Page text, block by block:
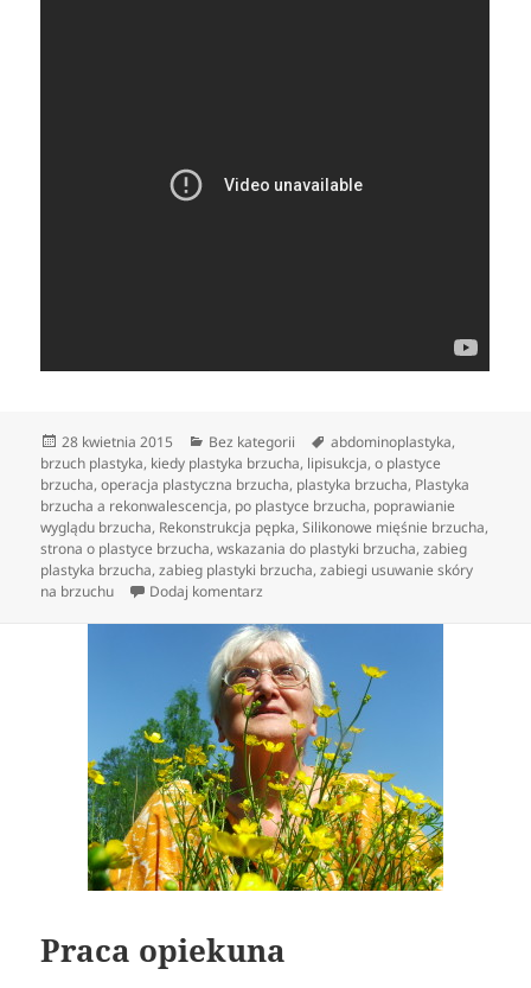
Data
publikacji
28 kwietnia 2015 Kategorie
Bez kategorii Tagi
abdominoplastyka,
brzuch plastyka, kiedy plastyka brzucha, lipisukcja,o plastyce
brzucha,operacja plastyczna brzucha, plastyka brzucha, Plastyka
brzucha a rekonwalescencja, po plastyce brzucha, poprawianie
wyglądu brzucha, Rekonstrukcja pępka,Silikonowe mięśnie brzucha,
strona o plastyce brzucha,wskazania do plastyki brzucha,zabieg
plastyka brzucha,zabieg plastyki brzucha,zabiegi usuwanie skóry
na brzuchu
Dodaj komentarz
Praca opiekuna